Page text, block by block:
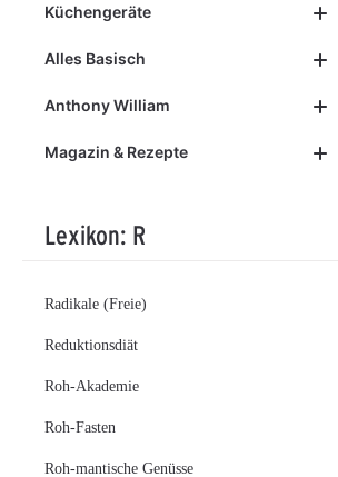
Küchengeräte
Alles Basisch
Anthony William
Magazin & Rezepte
Lexikon: R
Radikale (Freie)
Reduktionsdiät
Roh-Akademie
Roh-Fasten
Roh-mantische Genüsse